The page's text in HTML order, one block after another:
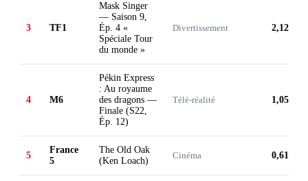
3 TF1
Mask Singer
— Saison 9,
Ép. 4 «
Spéciale Tour
du monde »
Divertissement 2,12 M
4 M6
Pékin Express
: Au royaume
des dragons —
Finale (S22,
Ép. 12)
Télé-réalité 1,05 M
5
France
5
The Old Oak
(Ken Loach)
Cinéma 0,61 M